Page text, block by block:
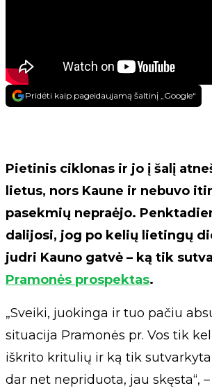
Pridėti kaip pageidaujamą šaltinį „Google“
Pietinis ciklonas ir jo į šalį
lietus, nors Kaune ir nebuvo
pasekmių nepraėjo.
dalijosi, jog po kelių lietingų
judri Kauno gatvė – ką tik
Pramonės prospektas.
„Sveiki, juokinga ir tuo pačiu
situacija Pramonės pr. Vos tik
iškrito kritulių ir ką tik
dar net nepriduota, jau skęsta“, –